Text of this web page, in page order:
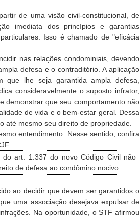
de uma visão civil-constitucional, de
imediata dos princípios e garantias
Isso é chamado de "eficácia
nas relações condominiais, devendo
defesa e o contraditório. A aplicação
que lhe seja garantida ampla defesa,
consideravelmente o suposto infrator,
demonstrar que seu comportamento não
de vida e o bem-estar geral. Dessa
até mesmo seu direito de propriedade.
entendimento. Nesse sentido, confira
do art. 1.337 do novo Código Civil não
de defesa ao condômino nocivo.
ao decidir que devem ser garantidos o
uma associação desejava expulsar de
Na oportunidade, o STF afirmou